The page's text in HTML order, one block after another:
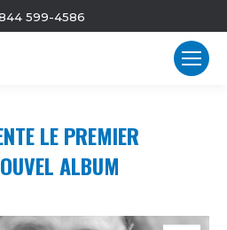
599-4586
LE PREMIER
ALBUM